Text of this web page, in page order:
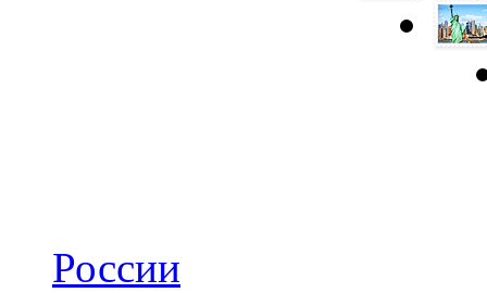
России